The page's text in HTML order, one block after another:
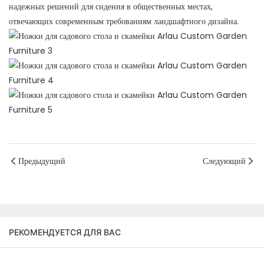
надежных решений для сидения в общественных местах,
отвечающих современным требованиям ландшафтного дизайна.
Предыдущий Следующий
РЕКОМЕНДУЕТСЯ ДЛЯ ВАС